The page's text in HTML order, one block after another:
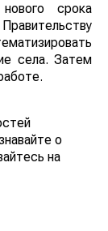
срока
села. Затем
о
на